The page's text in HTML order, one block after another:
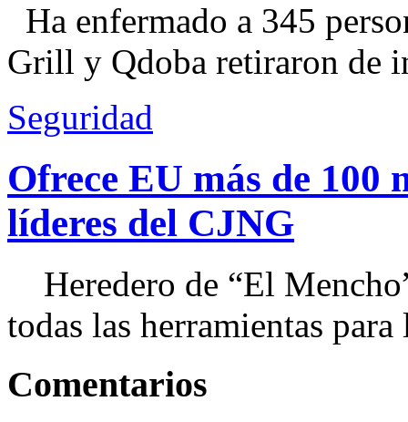
Ha enfermado a 345
Grill y Qdoba retiraron de
Seguridad
Ofrece EU más de 100
líderes del CJNG
Heredero de “El
todas las herramientas
Comentarios